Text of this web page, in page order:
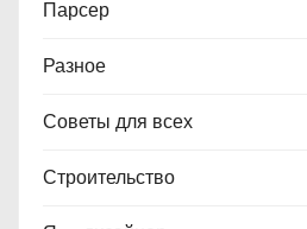
Парсер
Разное
Советы для всех
Строительство